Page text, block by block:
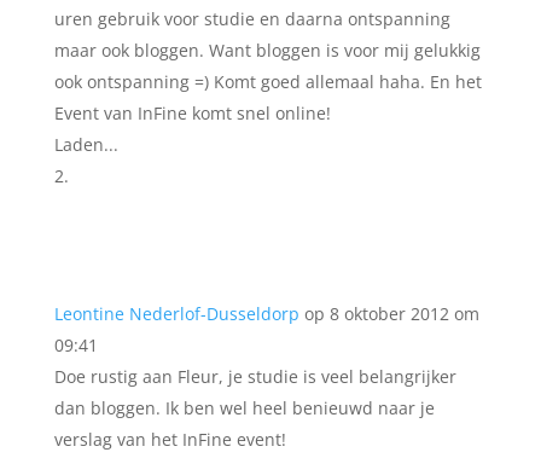
uren gebruik voor studie en daarna ontspanning
maar ook bloggen. Want bloggen is voor mij gelukkig
ook ontspanning =) Komt goed allemaal haha. En het
Event van InFine komt snel online!
Laden...
Leontine Nederlof-Dusseldorp op 8 oktober 2012 om
09:41
Doe rustig aan Fleur, je studie is veel belangrijker
dan bloggen. Ik ben wel heel benieuwd naar je
verslag van het InFine event!